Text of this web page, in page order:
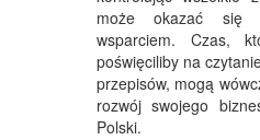
może okazać się
wsparciem. Czas,
poświęciliby na
przepisów, mogą
rozwój swojego
Polski.